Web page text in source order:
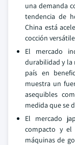
una demanda
tendencia de
China está
cocción
El mercado
durabilidad y la
país en
muestra un
asequibles
medida que se
El mercado
compacto y
máquinas de